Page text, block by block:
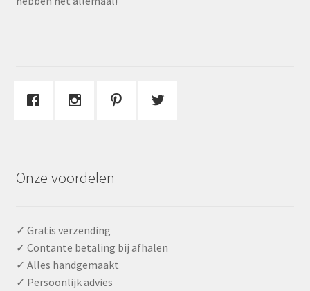
Onze voordelen
✓ Gratis verzending
✓ Contante betaling bij afhalen
✓ Alles handgemaakt
✓ Persoonlijk advies